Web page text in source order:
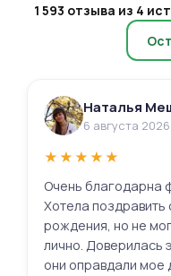
1 593 отзыва из 4
Наталья
6 августа 2026
★★★★★
Очень благодарна
Хотела поздравить
рождения, но не
лично. Доверилась
они оправдали мое